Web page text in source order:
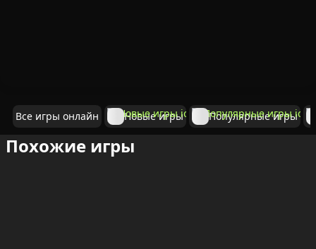
Все игры онлайн Новые игры Популярные игры
Похожие игры